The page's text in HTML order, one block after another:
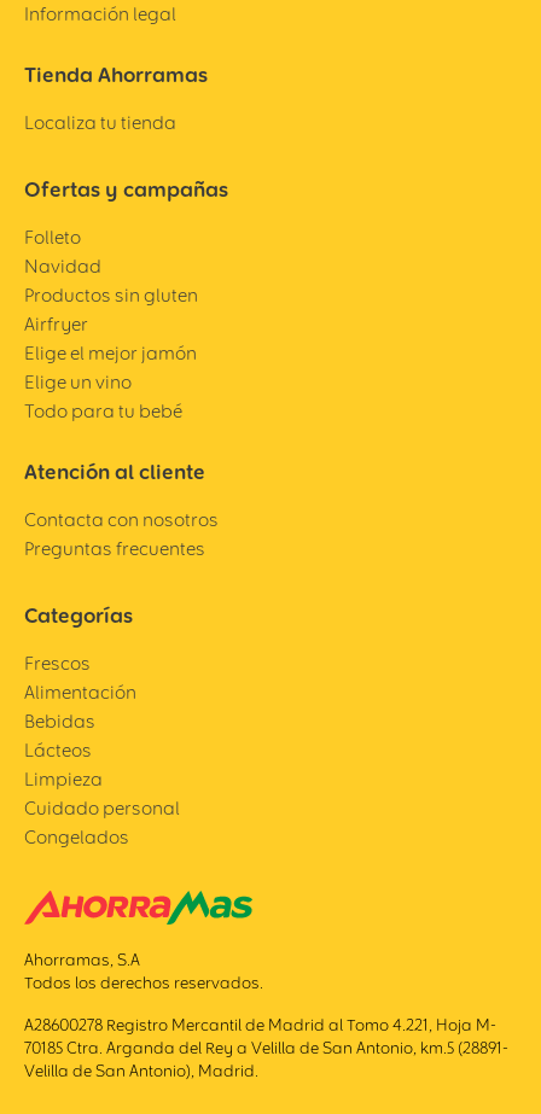
Información legal
Tienda Ahorramas
Localiza tu tienda
Ofertas y campañas
Folleto
Navidad
Productos sin gluten
Airfryer
Elige el mejor jamón
Elige un vino
Todo para tu bebé
Atención al cliente
Contacta con nosotros
Preguntas frecuentes
Categorías
Frescos
Alimentación
Bebidas
Lácteos
Limpieza
Cuidado personal
Congelados
Ahorramas, S.A
Todos los derechos reservados.
A28600278 Registro Mercantil de Madrid al Tomo 4.221, Hoja M-
70185 Ctra. Arganda del Rey a Velilla de San Antonio, km.5 (28891-
Velilla de San Antonio), Madrid.